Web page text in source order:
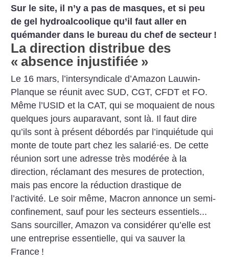
Sur le site, il n’y a pas de masques, et si peu
de gel hydroalcoolique qu’il faut aller en
quémander dans le bureau du chef de secteur !
La direction distribue des
« absence injustifiée »
Le 16 mars, l’intersyndicale d’Amazon Lauwin-
Planque se réunit avec SUD, CGT, CFDT et FO.
Même l’USID et la CAT, qui se moquaient de nous
quelques jours auparavant, sont là. Il faut dire
qu’ils sont à présent débordés par l’inquiétude qui
monte de toute part chez les salarié·es. De cette
réunion sort une adresse très modérée à la
direction, réclamant des mesures de protection,
mais pas encore la réduction drastique de
l’activité. Le soir même, Macron annonce un semi-
confinement, sauf pour les secteurs essentiels...
Sans sourciller, Amazon va considérer qu’elle est
une entreprise essentielle, qui va sauver la
France !